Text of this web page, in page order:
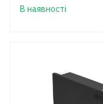
В наявності